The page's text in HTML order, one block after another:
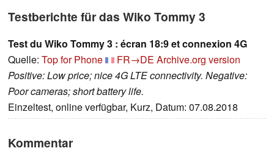
Testberichte für das Wiko Tommy 3
Test du Wiko Tommy 3 : écran 18:9 et connexion 4G
Quelle: Top for Phone FR→DE Archive.org version
Positive: Low price; nice 4G LTE connectivity. Negative:
Poor cameras; short battery life.
Einzeltest, online verfügbar, Kurz, Datum: 07.08.2018
Kommentar